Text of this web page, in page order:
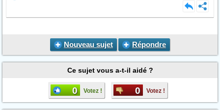
Nouveau sujet Répondre
Ce sujet vous a-t-il aidé ?
0 Votez ! 0 Votez !